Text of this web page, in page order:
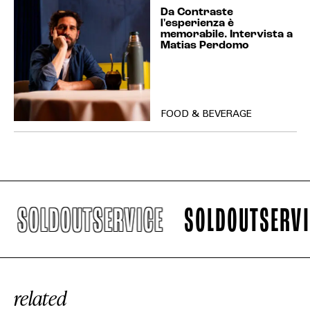
Da Contraste
l'esperienza è
memorabile. Intervista a
Matias Perdomo
FOOD & BEVERAGE
SOLDOUTSERVICE
related